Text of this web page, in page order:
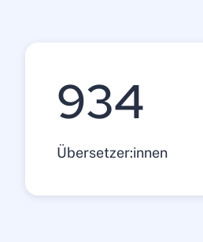
1200
Übersetzer:innen